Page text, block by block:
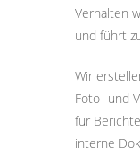
Verhalten
und führt
Wir
Foto- und
für
interne